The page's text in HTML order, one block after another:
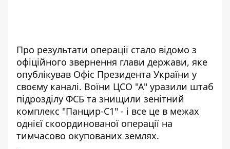
Про результати операції стало відомо з
офіційного звернення глави держави, яке
опублікував Офіс Президента України у
своєму каналі. Воїни ЦСО "А" уразили штаб
підрозділу ФСБ та знищили зенітний
комплекс "Панцир-С1" - і все це в межах
однієї скоординованої операції на
тимчасово окупованих землях.